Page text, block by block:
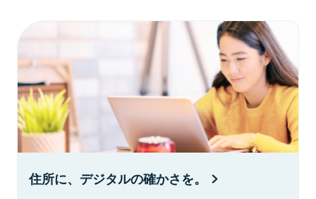
住所に、デジタルの確かさを。